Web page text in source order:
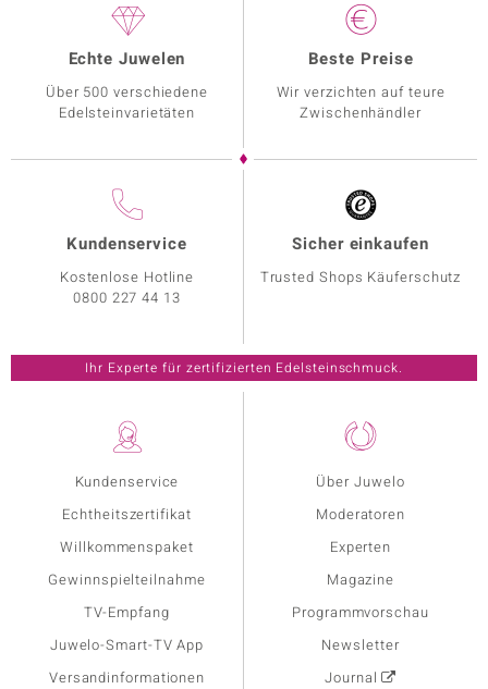
Kundenservice
Echtheitszertifikat
Willkommenspaket
Gewinnspielteilnahme
TV-Empfang
Juwelo-Smart-TV App
Versandinformationen
Über Juwelo
Moderatoren
Experten
Magazine
Programmvorschau
Newsletter
Journal
Echte Juwelen
Über 500 verschiedene
Edelsteinvarietäten
Beste Preise
Wir verzichten auf teure
Zwischenhändler
Kundenservice
Kostenlose Hotline
0800 227 44 13
Sicher einkaufen
Trusted Shops Käuferschutz
Ihr Experte für zertifizierten Edelsteinschmuck.